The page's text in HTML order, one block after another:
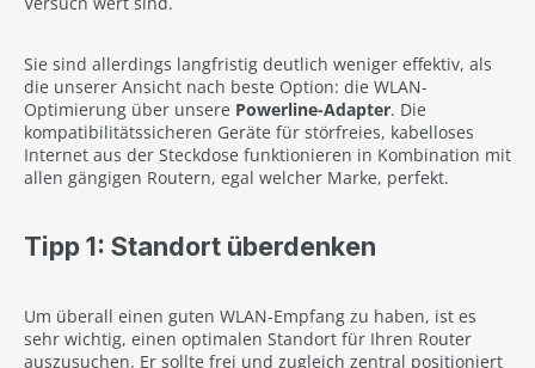
Sie sind allerdings langfristig deutlich weniger effektiv, als
die unserer Ansicht nach beste Option: die WLAN-
Optimierung über unsere Powerline-Adapter. Die
kompatibilitätssicheren Geräte für störfreies, kabelloses
Internet aus der Steckdose funktionieren in Kombination mit
allen gängigen Routern, egal welcher Marke, perfekt.
Tipp 1: Standort überdenken
Um überall einen guten WLAN-Empfang zu haben, ist es
sehr wichtig, einen optimalen Standort für Ihren Router
auszusuchen. Er sollte frei und zugleich zentral positioniert